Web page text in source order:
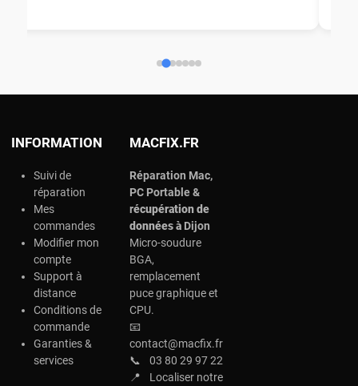
INFORMATION
Suivi de
réparation
Mes
commandes
Modifier mon
compte
Support à
distance
Conditions de
commande
Garanties &
services
MACFIX.FR
Réparation Mac,
PC Portable &
récupération de
données àDijon
Micro-soudure
BGA,
remplacement
puce graphique et
CPU.
📧
contact@macfix.fr
📞
03 80 29 97 22
📍
Localiser notre